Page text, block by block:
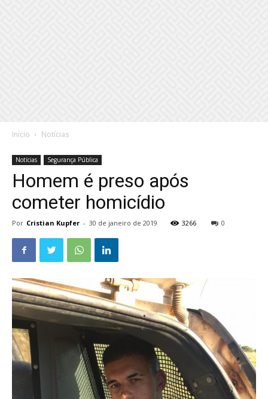
Início Notícias
Notícias Segurança Pública
Homem é preso após
cometer homicídio
Por Cristian Kupfer - 30 de janeiro de 2019 3266 0